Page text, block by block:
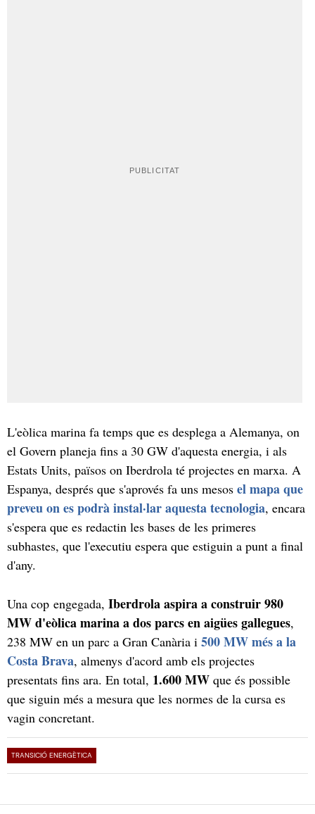
L'eòlica marina fa temps que es desplega a Alemanya, on
el Govern planeja fins a 30 GW d'aquesta energia, i als
Estats Units, països on Iberdrola té projectes en marxa. A
Espanya, després que s'aprovés fa uns mesos el mapa que
preveu on es podrà instal·lar aquesta tecnologia, encara
s'espera que es redactin les bases de les primeres
subhastes, que l'executiu espera que estiguin a punt a final
d'any.
Una cop engegada, Iberdrola aspira a construir 980
MW d'eòlica marina a dos parcs en aigües gallegues,
238 MW en un parc a Gran Canària i 500 MW més a la
Costa Brava, almenys d'acord amb els projectes
presentats fins ara. En total, 1.600 MW que és possible
que siguin més a mesura que les normes de la cursa es
vagin concretant.
TRANSICIÓ ENERGÈTICA